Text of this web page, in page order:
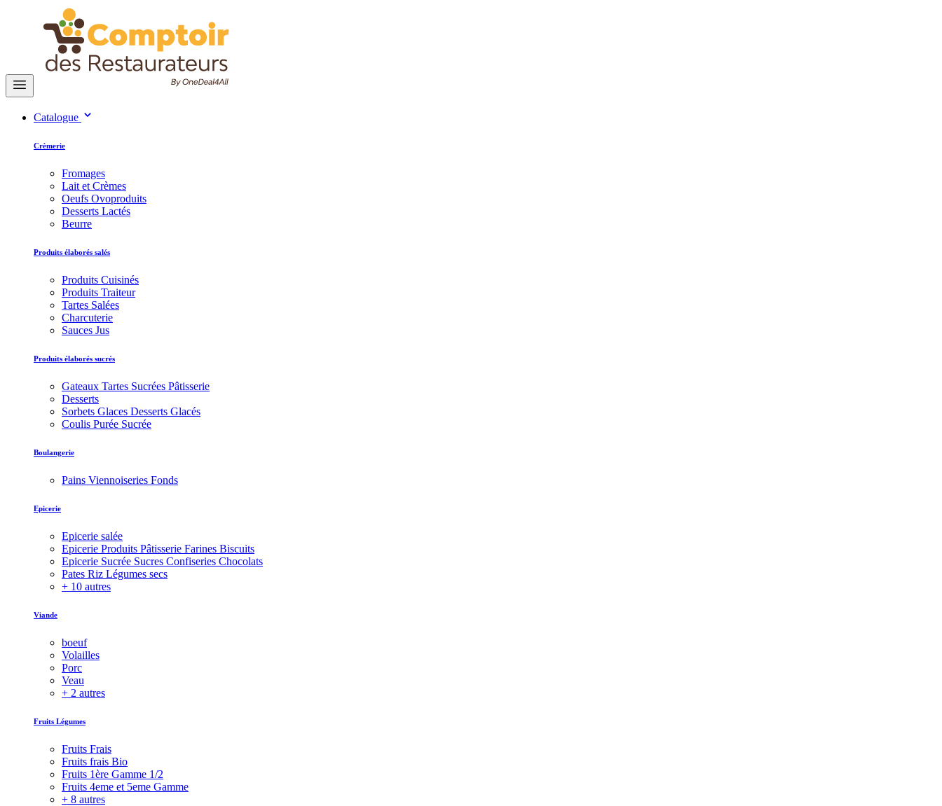
Catalogue
Crèmerie
Fromages
Lait et Crèmes
Oeufs Ovoproduits
Desserts Lactés
Beurre
Produits élaborés salés
Produits Cuisinés
Produits Traiteur
Tartes Salées
Charcuterie
Sauces Jus
Produits élaborés sucrés
Gateaux Tartes Sucrées Pâtisserie
Desserts
Sorbets Glaces Desserts Glacés
Coulis Purée Sucrée
Boulangerie
Pains Viennoiseries Fonds
Epicerie
Epicerie salée
Epicerie Produits Pâtisserie Farines Biscuits
Epicerie Sucrée Sucres Confiseries Chocolats
Pates Riz Légumes secs
+ 10 autres
Viande
boeuf
Volailles
Porc
Veau
+ 2 autres
Fruits Légumes
Fruits Frais
Fruits frais Bio
Fruits 1ère Gamme 1/2
Fruits 4eme et 5eme Gamme
+ 8 autres